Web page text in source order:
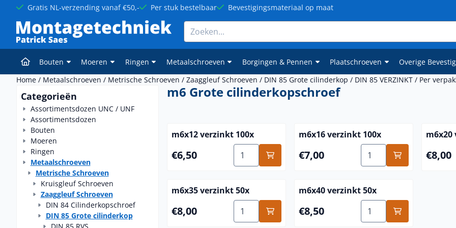
Cookievoorkeuren zijn momenteel gesloten.
Gratis NL-verzending vanaf €50,- Per stuk bestelbaar Bevestigingsmateriaal op maat
Zoeken
Bouten Moeren Ringen Metaalschroeven Borgingen & Pennen Plaatschroeven Overige
Home / Metaalschroeven / Metrische Schroeven / Zaaggleuf Schroeven / DIN 85 Grote cilinderkop / DIN 85 VERZINKT / Per
Categorieën
Assortimentsdozen UNC / UNF
Assortimentsdozen
Bouten
Moeren
Ringen
Metaalschroeven
Metrische Schroeven
Kruisgleuf Schroeven
Zaaggleuf Schroeven
DIN 84 Cilinderkopschroef
DIN 85 Grote cilinderkop
m6 Grote cilinderkopschroef
m6x12 verzinkt 100x
Prijs: 6,50
€6,50 Aantal kiezen voor m6x12 verzinkt 100x
m6x16 verzinkt 100x
Prijs: 7,00
€7,00 Aantal kiezen voor
m6x20
Prijs: 8,00
€8,00
m6x35 verzinkt 50x
Prijs: 8,00
€8,00 Aantal kiezen voor m6x35 verzinkt 50x
m6x40 verzinkt 50x
Prijs: 8,50
€8,50 Aantal kiezen voor